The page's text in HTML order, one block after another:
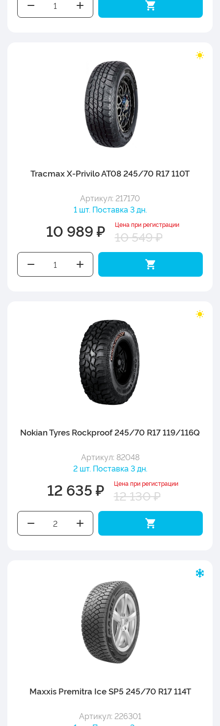
Tracmax X-Privilo AT08 245/70 R17 110T
Артикул: 217170
1 шт. Поставка 3 дн.
10 989 ₽ Цена при регистрации
10 549 ₽
Nokian Tyres Rockproof 245/70 R17 119/116Q
Артикул: 82048
2 шт. Поставка 3 дн.
12 635 ₽ Цена при регистрации
12 130 ₽
Maxxis Premitra Ice SP5 245/70 R17 114T
Артикул: 226301